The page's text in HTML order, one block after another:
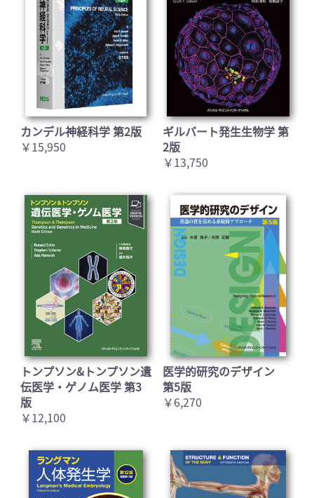
カンデル神経科学 第2版
￥15,950
ギルバート発生生物学 第
2版
￥13,750
トンプソン&トンプソン遺
伝医学・ゲノム医学 第3
版
￥12,100
医学的研究のデザイン
第5版
￥6,270